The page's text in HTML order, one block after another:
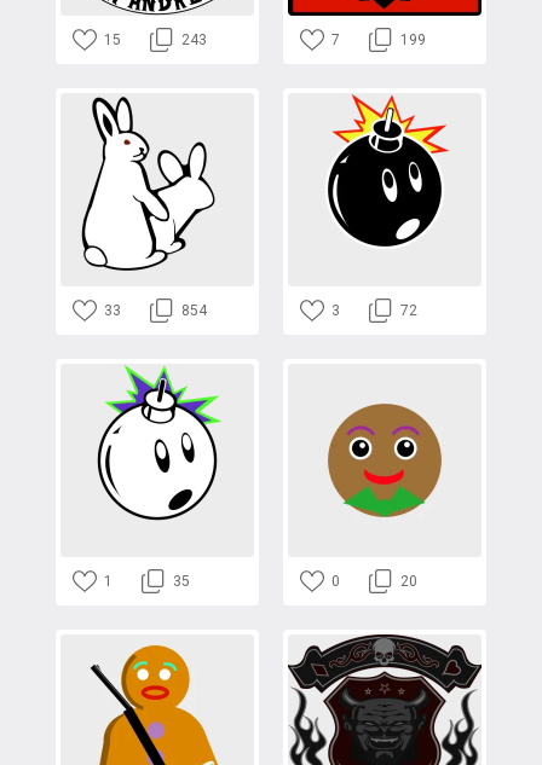
15 243 7 199
33 854 3 72
1 35 0 20